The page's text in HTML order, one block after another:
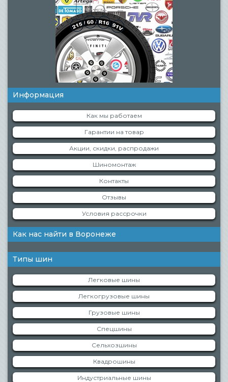
Информация
Как мы работаем
Гарантии на товар
Акции, скидки, распродажи
Шиномонтаж
Контакты
Отзывы
Условия рассрочки
Как нас найти в Воронеже
Типы шин
Легковые шины
Легкогрузовые шины
Грузовые шины
Спецшины
Сельхозшины
Квадрошины
Индустриальные шины